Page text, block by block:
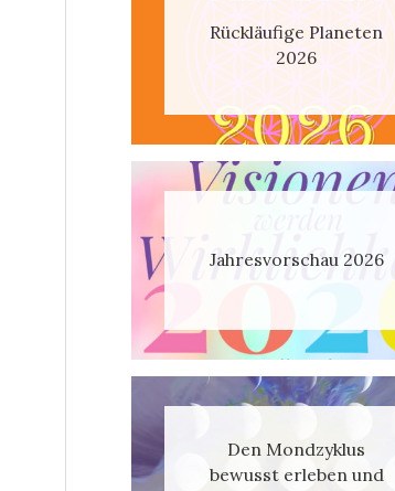
Rückläufige Planeten
2026
Jahresvorschau 2026
Den Mondzyklus
bewusst erleben und